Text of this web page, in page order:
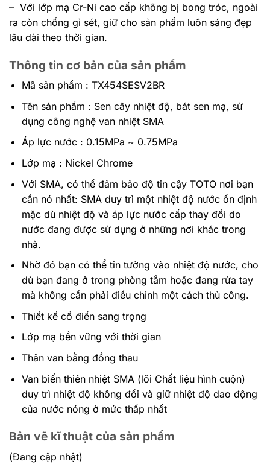
– Với lớp mạ Cr-Ni cao cấp không bị bong tróc, ngoài
ra còn chống gỉ sét, giữ cho sản phẩm luôn sáng đẹp
lâu dài theo thời gian.
Thông tin cơ bản của sản phẩm
Mã sản phẩm : TX454SESV2BR
Tên sản phẩm : Sen cây nhiệt độ, bát sen mạ, sử
dụng công nghệ van nhiệt SMA
Áp lực nước : 0.15MPa ~ 0.75MPa
Lớp mạ : Nickel Chrome
Với SMA, có thể đảm bảo độ tin cậy TOTO nơi bạn
cần nó nhất: SMA duy trì một nhiệt độ nước ổn định
mặc dù nhiệt độ và áp lực nước cấp thay đổi do
nước đang được sử dụng ở những nơi khác trong
nhà.
Nhờ đó bạn có thể tin tưởng vào nhiệt độ nước, cho
dù bạn đang ở trong phòng tắm hoặc đang rửa tay
mà không cần phải điều chỉnh một cách thủ công.
Thiết kế cổ điển sang trọng
Lớp mạ bền vững với thời gian
Thân van bằng đồng thau
Van biến thiên nhiệt SMA (lõi Chất liệu hình cuộn)
duy trì nhiệt độ không đổi và giữ nhiệt độ dao động
của nước nóng ở mức thấp nhất
Bản vẽ kĩ thuật của sản phẩm
(Đang cập nhật)